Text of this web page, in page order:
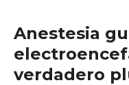
Anestesia
verdadero